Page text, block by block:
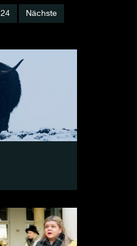
24 Nächste